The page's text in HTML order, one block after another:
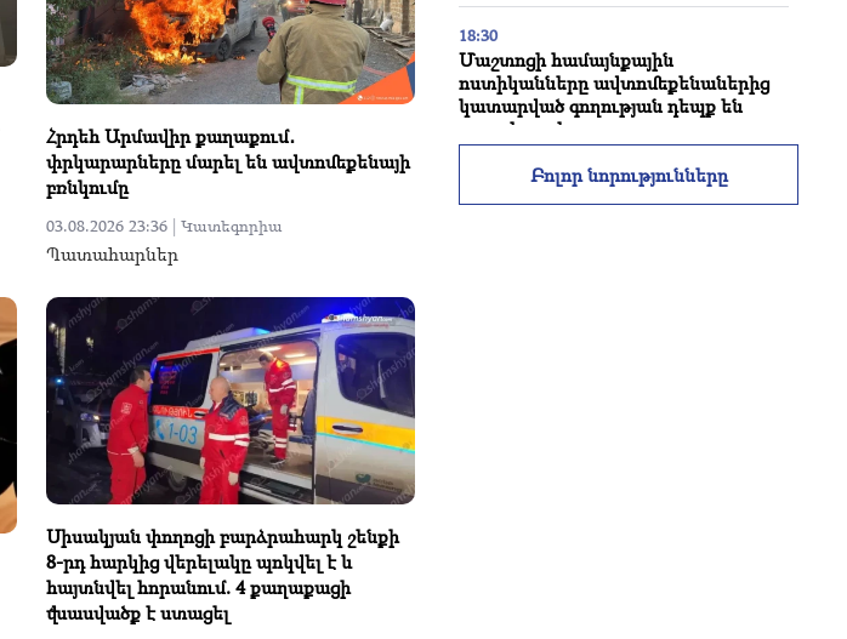
Հրդեհ Արմավիր քաղաքում․
փրկարարները մարել են ավտոմեքենայի
բռնկումը
03.08.2026 23:36 | Կատեգորիա
Պատահարներ
Սիսակյան փողոցի բարձրահարկ շենքի
8-րդ հարկից վերելակը պոկվել է և
հայտնվել հորանում. 4 քաղաքացի
վնասվածք է ստացել
18:30
Մաշտոցի համայնքային
ոստիկանները ավտոմեքենաներից
կատարված գողության դեպք են
բացահայտել
Reebok-ից երիտասարդ աղջիկ է
Բոլոր նորությունները